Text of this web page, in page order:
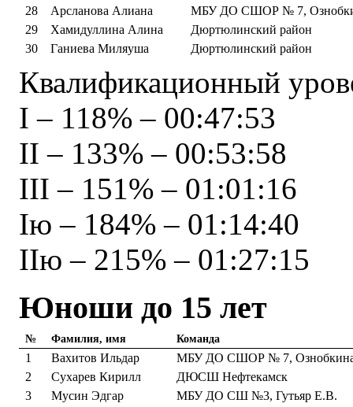
28
Арсланова Алиана
МБУ ДО СШОР № 7,
29
Хамидуллина Алина
Дюртюлинский район
30
Ганиева Миляуша Дюртюлинский район
Квалификационный
I – 118% – 00:47:53
II – 133% – 00:53:58
III – 151% – 01:01:16
Iю – 184% – 01:14:40
IIю – 215% – 01:27:15
Юноши до 15 лет
№ Фамилия, имя Команда
1 Вахитов Ильдар
МБУ ДО СШОР № 7,
2
Сухарев Кирилл
ДЮСШ Нефтекамск
3
Мусин Эдгар
МБУ ДО СШ №3, Гутьяр Е.В.